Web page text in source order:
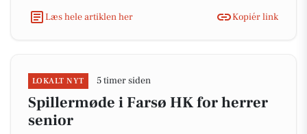
Læs hele artiklen her Kopiér link
LOKALT NYT 5 timer siden
Spillermøde i Farsø HK for herrer
senior